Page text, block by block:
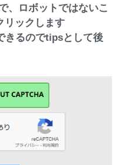
、ロボットではないこ
リックします
きるのでtipsとして後